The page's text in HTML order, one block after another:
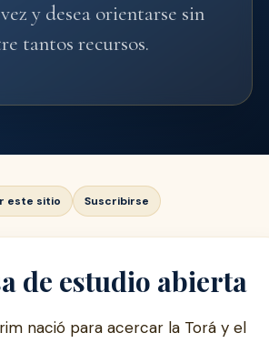
y desea orientarse sin
tantos recursos.
este sitio Suscribirse
de estudio abierta
nació para acercar la Torá y el